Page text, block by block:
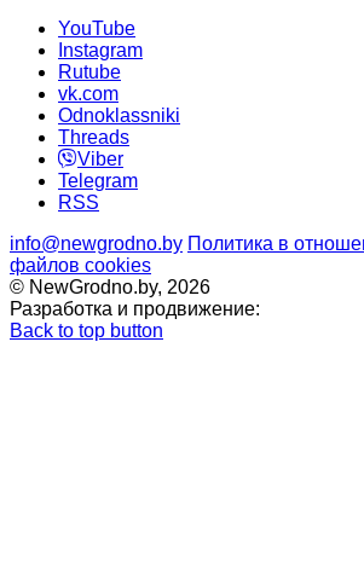
YouTube
Instagram
Rutube
vk.com
Odnoklassniki
Threads
Viber
Telegram
RSS
info@newgrodno.by Политика в
файлов cookies
© NewGrodno.by, 2026
Разработка и продвижение:
Back to top button